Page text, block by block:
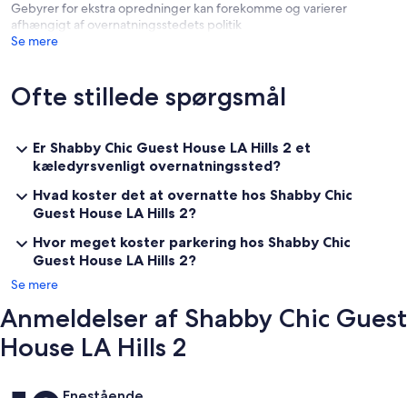
Gebyrer for ekstra opredninger kan forekomme og varierer
afhængigt af overnatningsstedets politik
Se mere
Ofte stillede spørgsmål
Er Shabby Chic Guest House LA Hills 2 et
kæledyrsvenligt overnatningssted?
Hvad koster det at overnatte hos Shabby Chic
Guest House LA Hills 2?
Hvor meget koster parkering hos Shabby Chic
Guest House LA Hills 2?
Se mere
Anmeldelser af Shabby Chic Guest
House LA Hills 2
Anmeldelser